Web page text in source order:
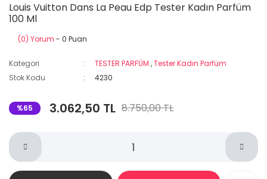
Louis Vuitton Dans La Peau Edp Tester Kadın Parfüm
100 Ml
(0) Yorum - 0 Puan
Kategori TESTER PARFÜM ,Tester Kadın Parfüm
Stok Kodu
4230
%65 3.062,50 TL 8.750,00 TL